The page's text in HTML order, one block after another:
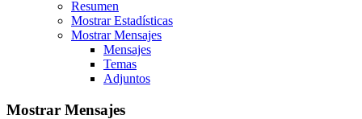
Resumen
Mostrar Estadísticas
Mostrar Mensajes
Mensajes
Temas
Adjuntos
Mostrar Mensajes